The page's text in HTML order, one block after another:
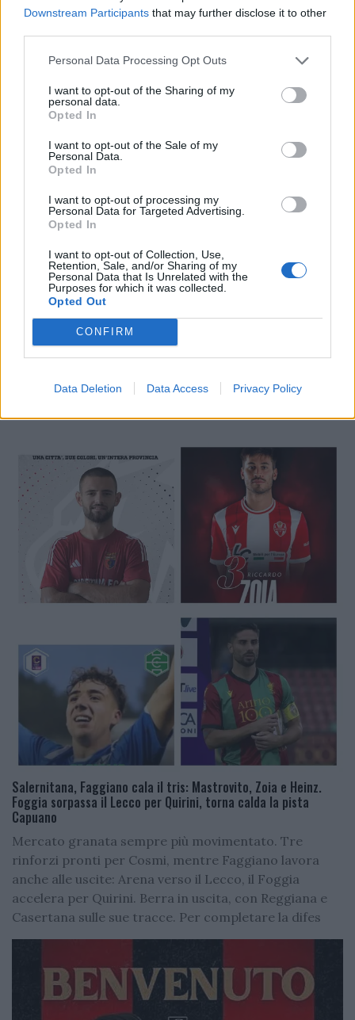
Downstream Participants that may further disclose it to other
Personal Data Processing Opt Outs
I want to opt-out of the Sharing of my
personal data.
Opted In
I want to opt-out of the Sale of my
Personal Data.
Opted In
I want to opt-out of processing my
Personal Data for Targeted Advertising.
Opted In
I want to opt-out of Collection, Use,
Retention, Sale, and/or Sharing of my
Personal Data that Is Unrelated with the
Purposes for which it was collected.
Opted Out
CONFIRM
Data Deletion Data Access Privacy Policy
Salernitana, Faggiano cala il tris: Mastrovito, Zoia e Heinz.
Foggia sorpassa il Lecco per Quirini, torna calda la pista
Capuano
Mercato granata sempre più movimentato. Tre
rinforzi pronti per Cosmi, mentre Faggiano lavora
anche alle uscite: Arena verso il Lecco, il Foggia
accelera per Quirini. Berra in uscita, con Reggiana e
Casertana sulle sue tracce. Per completare la difes